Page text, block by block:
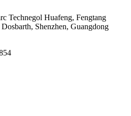
Technegol Huafeng, Fengtang
Shenzhen, Guangdong